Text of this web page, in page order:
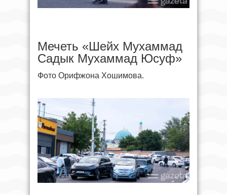
Мечеть «Шейх Мухаммад
Садык Мухаммад Юсуф»
Фото Орифжона Хошимова.